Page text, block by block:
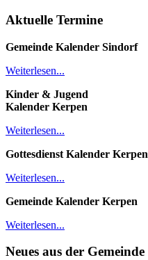
Aktuelle Termine
Gemeinde Kalender Sindorf
Weiterlesen...
Kinder & Jugend
Kalender Kerpen
Weiterlesen...
Gottesdienst Kalender Kerpen
Weiterlesen...
Gemeinde Kalender Kerpen
Weiterlesen...
Neues aus der Gemeinde